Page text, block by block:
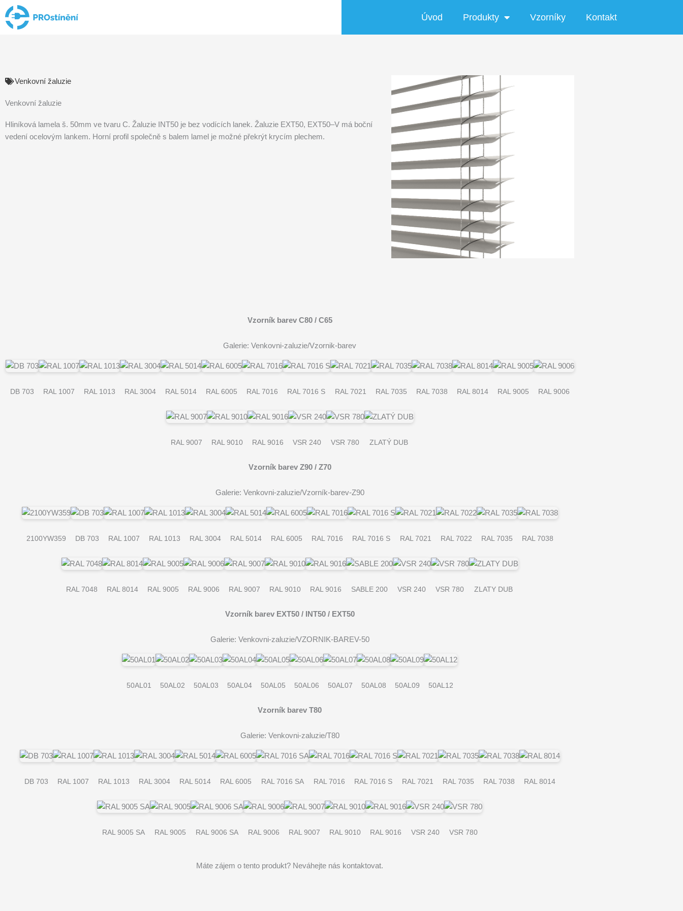
Přeskočit
na
obsah
Úvod Produkty Vzorníky Kontakt
Venkovní žaluzie
Venkovní žaluzie
Hliníková lamela š. 50mm ve tvaru C. Žaluzie INT50 je bez vodících lanek. Žaluzie EXT50, EXT50–V má boční
vedení ocelovým lankem. Horní profil společně s balem lamel je možné překrýt krycím plechem.
Vzorník barev C80 / C65
Galerie: Venkovni-zaluzie/Vzornik-barev
DB 703 RAL 1007 RAL 1013 RAL 3004 RAL 5014 RAL 6005 RAL 7016 RAL 7016 S RAL 7021 RAL 7035 RAL 7038 RAL 8014 RAL 9005 RAL 9006
RAL 9007 RAL 9010 RAL 9016 VSR 240 VSR 780 ZLATÝ DUB
Vzorník barev Z90 / Z70
Galerie: Venkovni-zaluzie/Vzorník-barev-Z90
2100YW359 DB 703 RAL 1007 RAL 1013 RAL 3004 RAL 5014 RAL 6005 RAL 7016 RAL 7016 S RAL 7021 RAL 7022 RAL 7035 RAL 7038
RAL 7048 RAL 8014 RAL 9005 RAL 9006 RAL 9007 RAL 9010 RAL 9016 SABLE 200 VSR 240 VSR 780 ZLATY DUB
Vzorník barev EXT50 / INT50 / EXT50
Galerie: Venkovni-zaluzie/VZORNIK-BAREV-50
50AL01 50AL02 50AL03 50AL04 50AL05 50AL06 50AL07 50AL08 50AL09 50AL12
Vzorník barev T80
Galerie: Venkovni-zaluzie/T80
DB 703 RAL 1007 RAL 1013 RAL 3004 RAL 5014 RAL 6005 RAL 7016 SA RAL 7016 RAL 7016 S RAL 7021 RAL 7035 RAL 7038 RAL 8014
RAL 9005 SA RAL 9005 RAL 9006 SA RAL 9006 RAL 9007 RAL 9010 RAL 9016 VSR 240 VSR 780
Máte zájem o tento produkt? Neváhejte nás kontaktovat.